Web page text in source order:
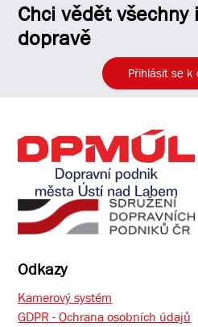
Chci vědět
dopravě
Přihlásit se k
Odkazy
Kamerový systém
GDPR - Ochrana osobních údajů